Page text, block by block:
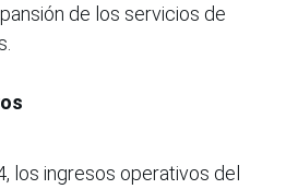
de los servicios de
los ingresos operativos del